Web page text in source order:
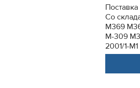
Со
М369
М-309
2001/1-M1